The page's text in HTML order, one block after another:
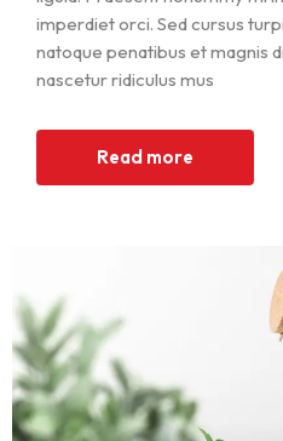
imperdiet orci. Sed cursus
natoque penatibus et magnis
nascetur ridiculus mus
Read more